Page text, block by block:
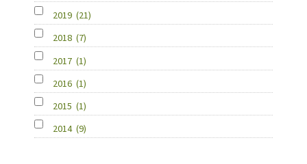
2019 (21)
2018 (7)
2017 (1)
2016 (1)
2015 (1)
2014 (9)